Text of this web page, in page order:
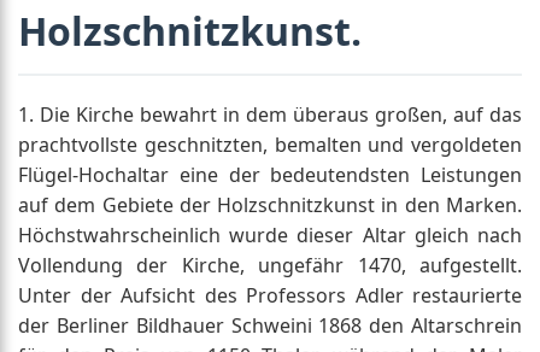
Holzschnitzkunst.
1. Die Kirche bewahrt in dem überaus großen, auf das
prachtvollste geschnitzten, bemalten und vergoldeten
Flügel-Hochaltar eine der bedeutendsten Leistungen
auf dem Gebiete der Holzschnitzkunst in den Marken.
Höchstwahrscheinlich wurde dieser Altar gleich nach
Vollendung der Kirche, ungefähr 1470, aufgestellt.
Unter der Aufsicht des Professors Adler restaurierte
der Berliner Bildhauer Schweini 1868 den Altarschrein